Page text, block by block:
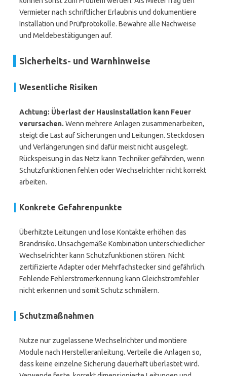
Vermieter nach schriftlicher Erlaubnis und dokumentiere
Installation und Prüfprotokolle. Bewahre alle Nachweise
und Meldebestätigungen auf.
Sicherheits- und Warnhinweise
Wesentliche Risiken
Achtung: Überlast der Hausinstallation kann Feuer
verursachen. Wenn mehrere Anlagen zusammenarbeiten,
steigt die Last auf Sicherungen und Leitungen. Steckdosen
und Verlängerungen sind dafür meist nicht ausgelegt.
Rückspeisung in das Netz kann Techniker gefährden, wenn
Schutzfunktionen fehlen oder Wechselrichter nicht korrekt
arbeiten.
Konkrete Gefahrenpunkte
Überhitzte Leitungen und lose Kontakte erhöhen das
Brandrisiko. Unsachgemäße Kombination unterschiedlicher
Wechselrichter kann Schutzfunktionen stören. Nicht
zertifizierte Adapter oder Mehrfachstecker sind gefährlich.
Fehlende Fehlerstromerkennung kann Gleichstromfehler
nicht erkennen und somit Schutz schmälern.
Schutzmaßnahmen
Nutze nur zugelassene Wechselrichter und montiere
Module nach Herstelleranleitung. Verteile die Anlagen so,
dass keine einzelne Sicherung dauerhaft überlastet wird.